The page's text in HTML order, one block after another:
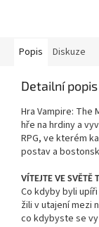
Popis Diskuze
Detailní
Hra Vampire: The
hře na hrdiny a
RPG, ve kterém
postav a
VÍTEJTE VE SVĚTĚ
Co kdyby byli
žili v utajení mezi
co kdybyste se